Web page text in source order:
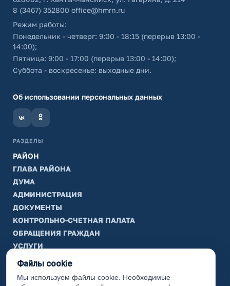
8 (3467) 352800 office@hmrn.ru
Режим работы:
Понедельник - четверг: 9:00 - 18:15 (перерыв 13:00 -
14:00);
Пятница: 9:00 - 17:00 (перерыв 13:00 - 14:00);
Суббота - воскресенье: выходные дни.
Об использовании персональных данных
РАЗДЕЛЫ
РАЙОН
ГЛАВА РАЙОНА
ДУМА
АДМИНИСТРАЦИЯ
ДОКУМЕНТЫ
КОНТРОЛЬНО-СЧЕТНАЯ ПАЛАТА
ОБРАЩЕНИЯ ГРАЖДАН
УСЛУГИ
ТИК
ИНФОРМАЦИЯ
Файлы cookie
Мы используем файлы cookie. Необходимые